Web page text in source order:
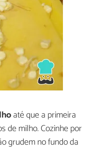
até que a primeira
de milho. Cozinhe por
grudem no fundo da